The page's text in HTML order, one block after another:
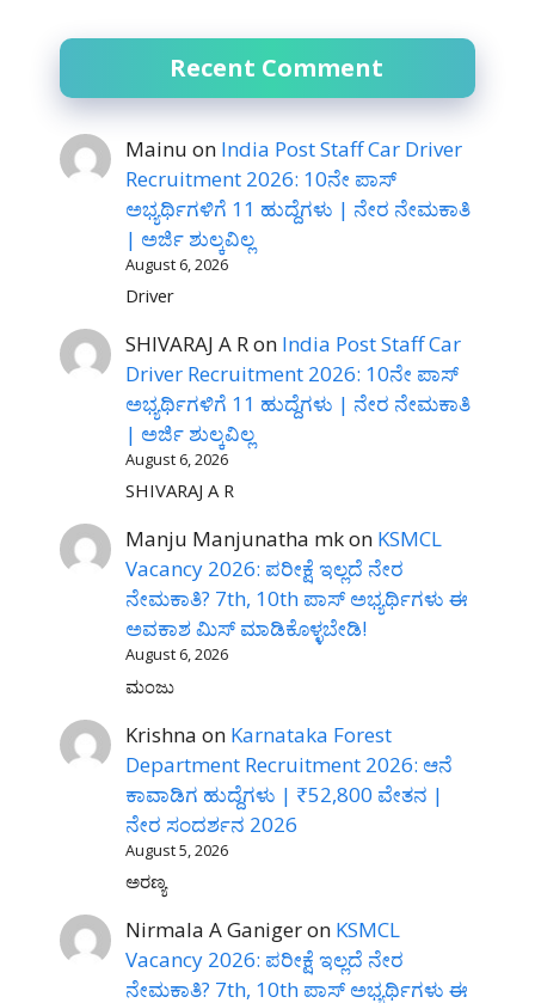
Recent Comment
Mainu on India Post Staff Car Driver
Recruitment 2026: 10ನೇ ಪಾಸ್
ಅಭ್ಯರ್ಥಿಗಳಿಗೆ 11 ಹುದ್ದೆಗಳು | ನೇರ ನೇಮಕಾತಿ
| ಅರ್ಜಿ ಶುಲ್ಕವಿಲ್ಲ
August 6, 2026
Driver
SHIVARAJ A Ron India Post Staff Car
Driver Recruitment 2026: 10ನೇ ಪಾಸ್
ಅಭ್ಯರ್ಥಿಗಳಿಗೆ 11 ಹುದ್ದೆಗಳು | ನೇರ ನೇಮಕಾತಿ
| ಅರ್ಜಿ ಶುಲ್ಕವಿಲ್ಲ
August 6, 2026
SHIVARAJ A R
Manju Manjunatha mkon KSMCL
Vacancy 2026: ಪರೀಕ್ಷೆ ಇಲ್ಲದೆ ನೇರ
ನೇಮಕಾತಿ? 7th, 10th ಪಾಸ್ ಅಭ್ಯರ್ಥಿಗಳು ಈ
ಅವಕಾಶ ಮಿಸ್ ಮಾಡಿಕೊಳ್ಳಬೇಡಿ!
August 6, 2026
ಮಂಜು
Krishna on Karnataka Forest
Department Recruitment 2026: ಆನೆ
ಕಾವಾಡಿಗ ಹುದ್ದೆಗಳು | ₹52,800 ವೇತನ |
ನೇರ ಸಂದರ್ಶನ 2026
August 5, 2026
ಅರಣ್ಯ
Nirmala A Ganigeron KSMCL
Vacancy 2026: ಪರೀಕ್ಷೆ ಇಲ್ಲದೆ ನೇರ
ನೇಮಕಾತಿ? 7th, 10th ಪಾಸ್ ಅಭ್ಯರ್ಥಿಗಳು ಈ